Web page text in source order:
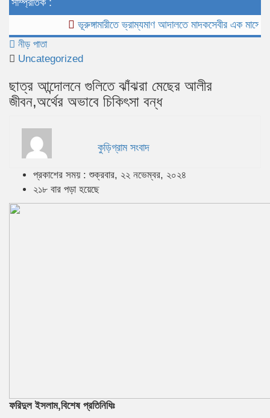
সাম্প্রতিক :
ভূরুঙ্গামারীতে ভ্রাম্যমাণ আদালতে মাদকসেবীর এক মাসের
নীড় পাতা
Uncategorized
ছাত্র আন্দোলনে গুলিতে ঝাঁঝরা মেছের আলীর
জীবন,অর্থের অভাবে চিকিৎসা বন্ধ
কুড়িগ্রাম সংবাদ
প্রকাশের সময় : শুক্রবার, ২২ নভেম্বর, ২০২৪
২১৮ বার পড়া হয়েছে
ফরিদুল ইসলাম,বিশেষ প্রতিনিধিঃ